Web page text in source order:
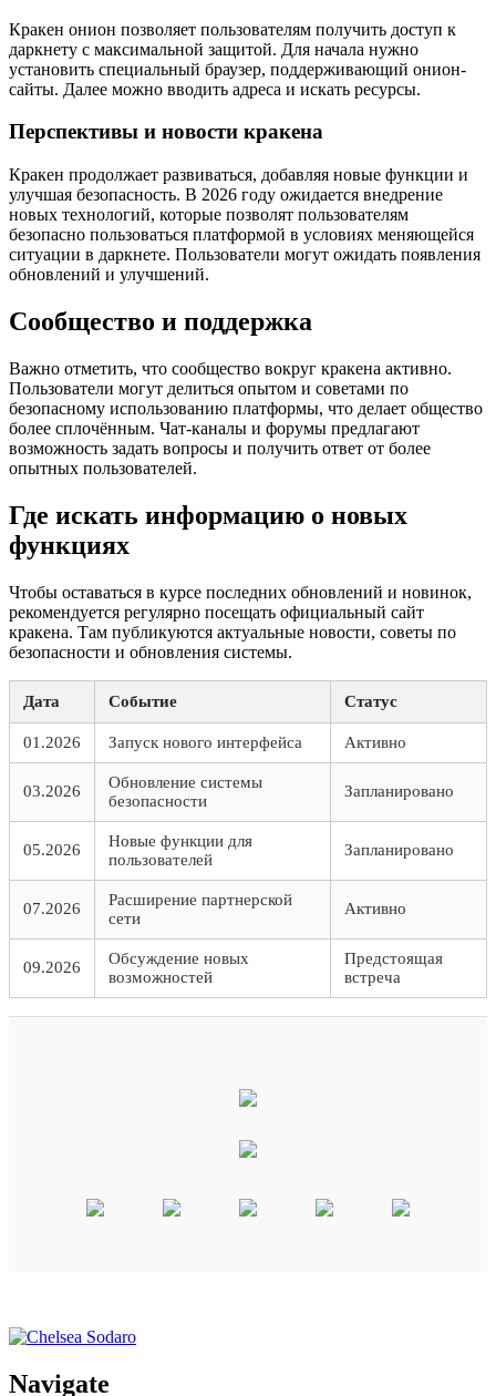
Кракен онион позволяет пользователям получить доступ к
даркнету с максимальной защитой. Для начала нужно
установить специальный браузер, поддерживающий онион-
сайты. Далее можно вводить адреса и искать ресурсы.
Перспективы и новости кракена
Кракен продолжает развиваться, добавляя новые функции и
улучшая безопасность. В 2026 году ожидается внедрение
новых технологий, которые позволят пользователям
безопасно пользоваться платформой в условиях меняющейся
ситуации в даркнете. Пользователи могут ожидать появления
обновлений и улучшений.
Сообщество и поддержка
Важно отметить, что сообщество вокруг кракена активно.
Пользователи могут делиться опытом и советами по
безопасному использованию платформы, что делает общество
более сплочённым. Чат-каналы и форумы предлагают
возможность задать вопросы и получить ответ от более
опытных пользователей.
Где искать информацию о новых
функциях
Чтобы оставаться в курсе последних обновлений и новинок,
рекомендуется регулярно посещать официальный сайт
кракена. Там публикуются актуальные новости, советы по
безопасности и обновления системы.
Дата Событие Статус
01.2026 Запуск нового интерфейса Активно
03.2026
Обновление системы
безопасности
Запланировано
05.2026
Новые функции для
пользователей
Запланировано
07.2026
Расширение партнерской
сети
Активно
09.2026
Обсуждение новых
возможностей
Предстоящая
встреча
Navigate